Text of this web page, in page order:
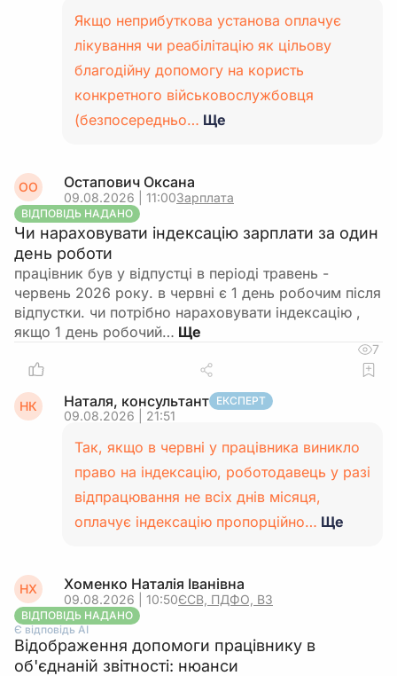
Якщо неприбуткова установа оплачує
лікування чи реабілітацію як цільову
благодійну допомогу на користь
конкретного військовослужбовця
(безпосередньо… Ще
ОО Остапович Оксана
09.08.2026 | 11:00Зарплата
ВІДПОВІДЬ НАДАНО
Чи нараховувати індексацію зарплати за один
день роботи
працівник був у відпустці в періоді травень -
червень 2026 року. в червні є 1 день робочим після
відпустки. чи потрібно нараховувати індексацію ,
якщо 1 день робочий…
7
НК Наталя, консультант ЕКСПЕРТ
09.08.2026 | 21:51
Так, якщо в червні у працівника виникло
право на індексацію, роботодавець у разі
відпрацювання не всіх днів місяця,
оплачує індексацію пропорційно… Ще
НХ Хоменко Наталія Іванівна
09.08.2026 | 10:50ЄСВ, ПДФО, ВЗ
ВІДПОВІДЬ НАДАНО
Є відповідь АІ
Відображення допомоги працівнику в
об'єднаній звітності: нюанси